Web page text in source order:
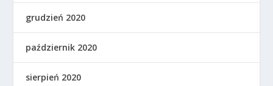
grudzień 2020
październik 2020
sierpień 2020